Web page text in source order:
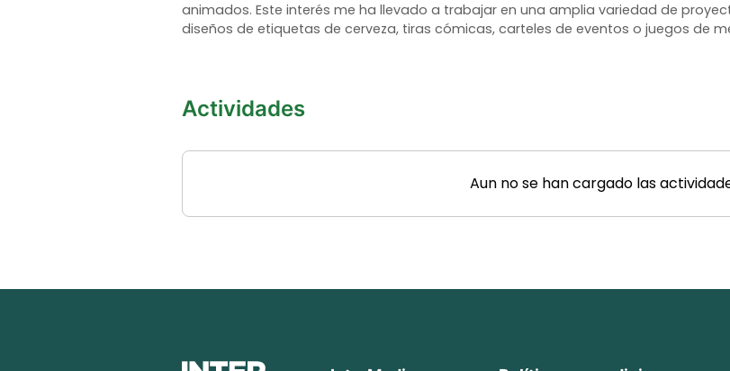
animados. Este interés me ha llevado a trabajar en una amplia variedad de
diseños de etiquetas de cerveza, tiras cómicas, carteles de eventos o juegos de
Actividades
Aun no se han cargado las